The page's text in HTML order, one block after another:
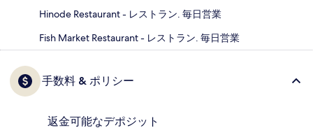
Hinode Restaurant - レストラン. 毎日営業
Fish Market Restaurant - レストラン. 毎日営業
手数料 & ポリシー
返金可能なデポジット